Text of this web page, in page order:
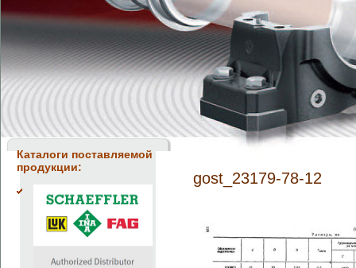
Каталоги поставляемой
продукции:
gost_23179-78-12